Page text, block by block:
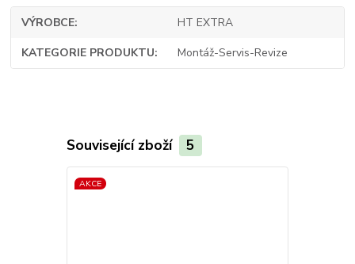
VÝROBCE HT EXTRA
KATEGORIE PRODUKTU Montáž-Servis-Revize
Související zboží 5
AKCE